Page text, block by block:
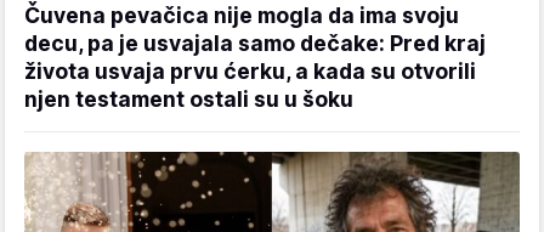
Čuvena pevačica nije mogla da ima svoju
decu, pa je usvajala samo dečake: Pred kraj
života usvaja prvu ćerku, a kada su otvorili
njen testament ostali su u šoku